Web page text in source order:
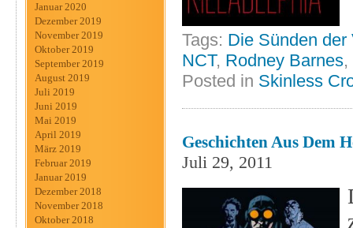
Januar 2020
Dezember 2019
November 2019
Oktober 2019
September 2019
August 2019
Juli 2019
Juni 2019
Mai 2019
April 2019
März 2019
Februar 2019
Januar 2019
Dezember 2018
November 2018
Oktober 2018
Tags: Die Sünden der
NCT, Rodney Barnes,
Posted in Skinless
Geschichten Aus Dem
Juli 29, 2011